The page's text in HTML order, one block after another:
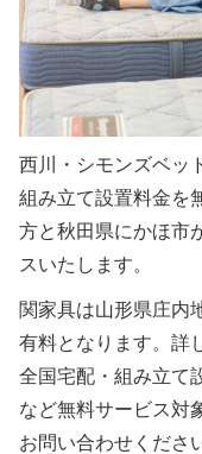
西川・シモンズベッ
組み立て設置料金を
方と秋田県にかほ市
スいたします。
関家具は山形県庄内
有料となります。詳
全国宅配・組み立て
など無料サービス対
お問い合わせくださ